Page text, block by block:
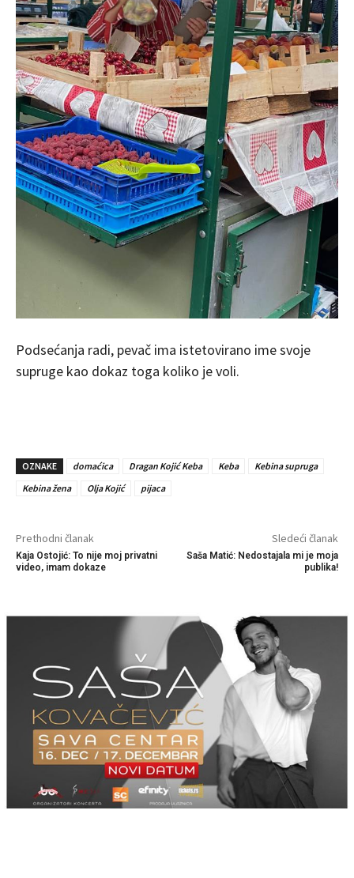
Podsećanja radi, pevač ima istetovirano ime svoje
supruge kao dokaz toga koliko je voli.
OZNAKE domaćica Dragan Kojić Keba Keba
Kebina supruga
Kebina žena
Olja Kojić pijaca
Prethodni članak
Kaja Ostojić: To nije moj privatni
video, imam dokaze
Sledeći članak
Saša Matić: Nedostajala mi je moja
publika!